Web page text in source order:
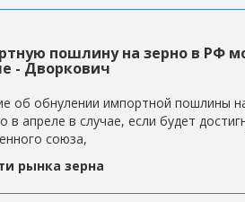
пошлину на зерно в РФ
- Дворкович
об обнулении импортной пошлины
в апреле в случае, если будет
союза,
рынка зерна